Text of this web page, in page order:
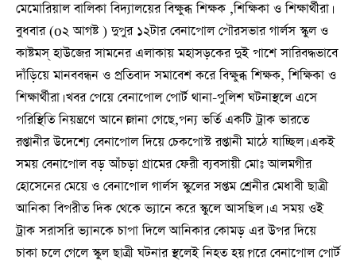
মেমোরিয়াল বালিকা বিদ্যালয়ের বিক্ষুব্ধ শিক্ষক ,শিক্ষিকা ও শিক্ষার্থীরা।
বুধবার (o২ আগষ্ট ) দুপুর ১২টার বেনাপোল পৌরসভার গার্লস স্কুল ও
কাষ্টমস্ হাউজের সামনের এলাকায় মহাসড়কের দুই পাশে সারিবদ্ধভাবে
দাঁড়িয়ে মানববন্ধন ও প্রতিবাদ সমাবেশ করে বিক্ষুব্ধ শিক্ষক, শিক্ষিকা ও
শিক্ষার্থীরা। খবর পেয়ে বেনাপোল পোর্ট থানা-পুলিশ ঘটনাস্থলে এসে
পরিস্থিতি নিয়ন্ত্রণে আনে।জানা গেছে,পন্য ভর্তি একটি ট্রাক ভারতে
রপ্তানীর উদেশ্যে বেনাপোল দিয়ে চেকপোস্ট রপ্তানী মাঠে যাচ্ছিল। একই
সময় বেনাপোল বড় আঁচড়া গ্রামের ফেরী ব্যবসায়ী মোঃ আলমগীর
হোসেনের মেয়ে ও বেনাপোল গার্লস স্কুলের সপ্তম শ্রেনীর মেধাবী ছাত্রী
আনিকা বিপরীত দিক থেকে ভ্যানে করে স্কুলে আসছিল। এ সময় ওই
ট্রাক সরাসরি ভ্যানকে চাপা দিলে আনিকার কোমড় এর উপর দিয়ে
চাকা চলে গেলে স্কুল ছাত্রী ঘটনার স্থলেই নিহত হয়।পরে বেনাপোল পোর্ট